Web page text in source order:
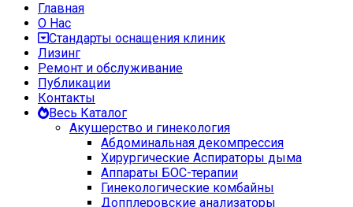
Главная
О Нас
Стандарты оснащения клиник
Лизинг
Ремонт и обслуживание
Публикации
Контакты
Весь Каталог
Акушерство и гинекология
Абдоминальная декомпрессия
Хирургические Аспираторы дыма
Аппараты БОС-терапии
Гинекологические комбайны
Допплеровские анализаторы